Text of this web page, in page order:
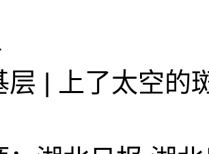
层 | 上了太空的